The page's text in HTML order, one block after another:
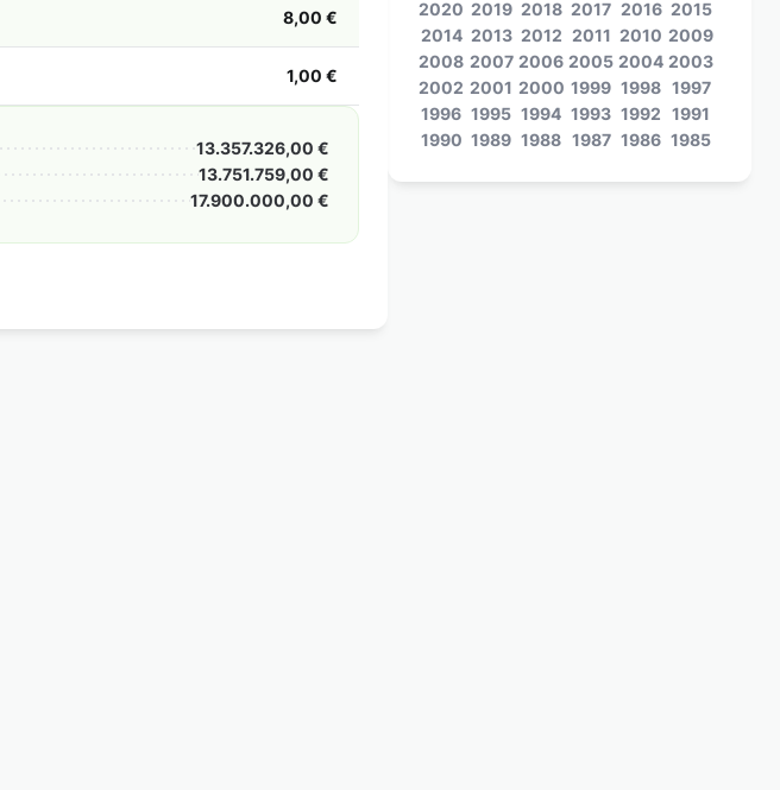
8,00 €
1,00 €
13.357.326,00 €
13.751.759,00 €
17.900.000,00 €
2020 2019 2018 2017 2016 2015
2014 2013 2012 2011 2010 2009
2008 2007 2006 2005 2004 2003
2002 2001 2000 1999 1998 1997
1996 1995 1994 1993 1992 1991
1990 1989 1988 1987 1986 1985